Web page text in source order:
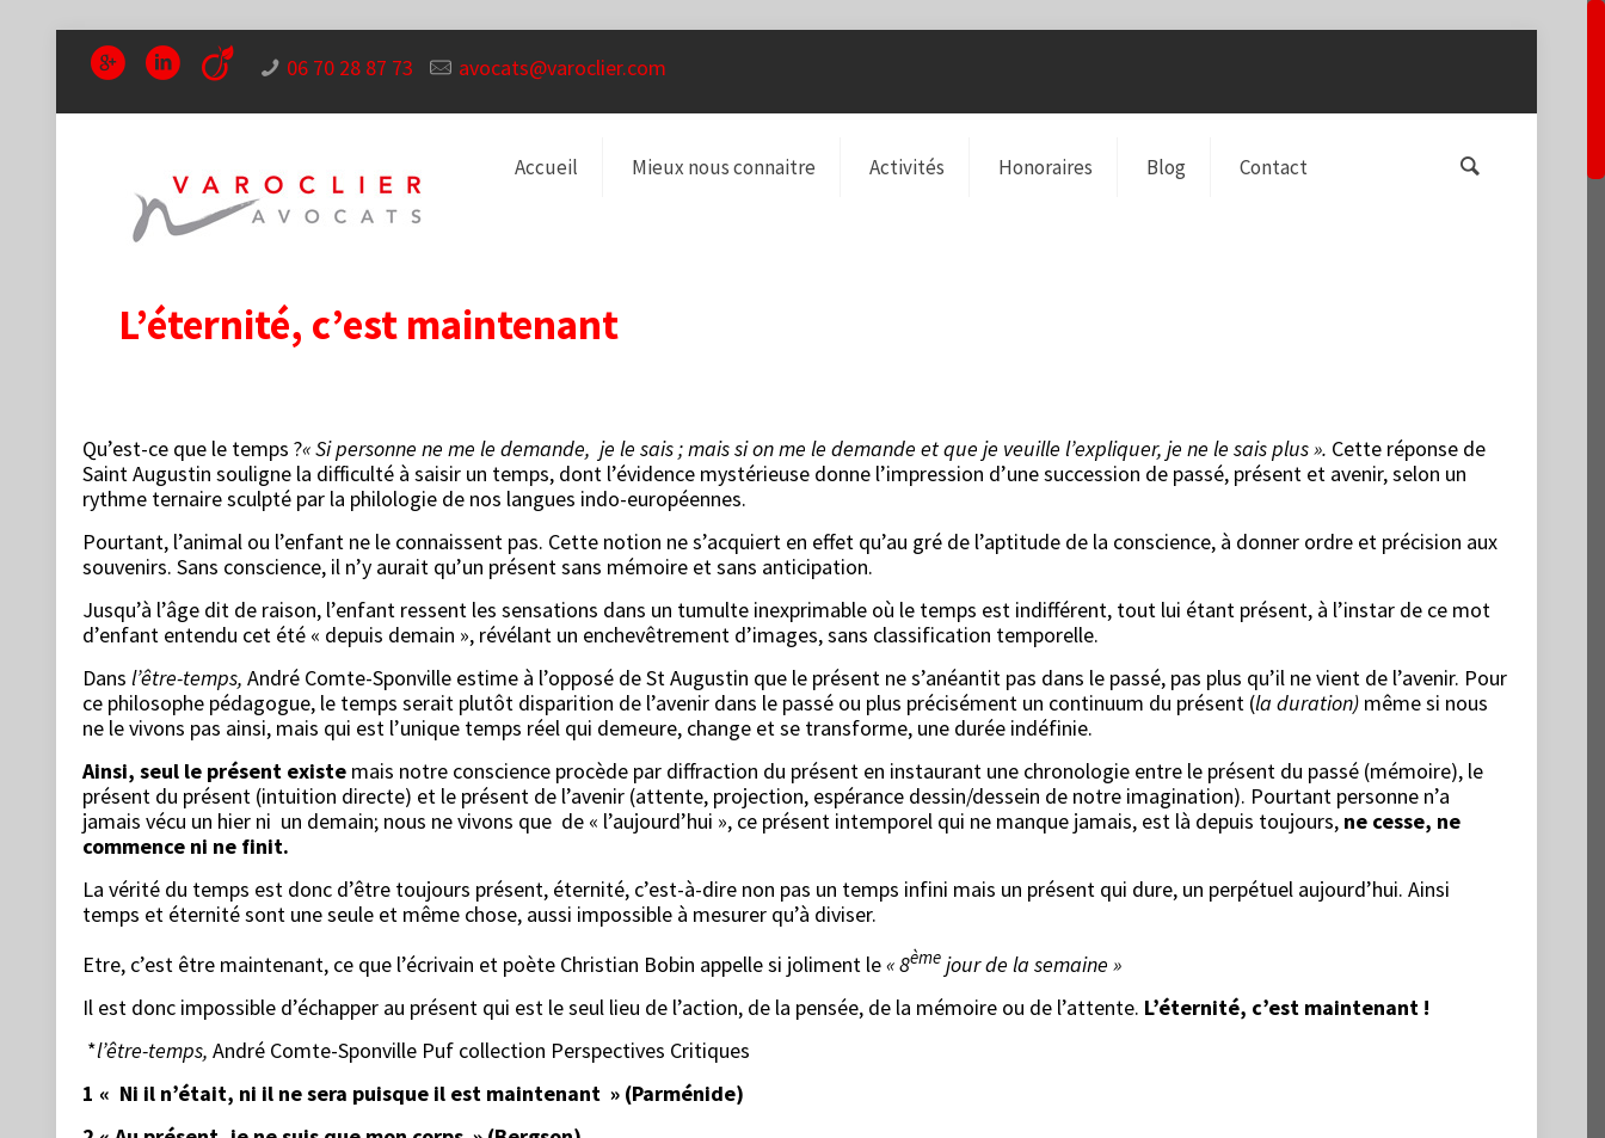
06 70 28 87 73 avocats@varoclier.com
Accueil Mieux nous connaitre Activités Honoraires Blog Contact
L’éternité, c’est maintenant
Qu’est-ce que le temps ?« Si personne ne me le demande, je le sais ; mais si on me le demande et que je veuille l’expliquer, je ne le sais plus ». Cette réponse de
Saint Augustin souligne la difficulté à saisir un temps, dont l’évidence mystérieuse donne l’impression d’une succession de passé, présent et avenir, selon un
rythme ternaire sculpté par la philologie de nos langues indo-européennes.
Pourtant, l’animal ou l’enfant ne le connaissent pas. Cette notion ne s’acquiert en effet qu’au gré de l’aptitude de la conscience, à donner ordre et précision aux
souvenirs. Sans conscience, il n’y aurait qu’un présent sans mémoire et sans anticipation.
Jusqu’à l’âge dit de raison, l’enfant ressent les sensations dans un tumulte inexprimable où le temps est indifférent, tout lui étant présent, à l’instar de ce mot
d’enfant entendu cet été « depuis demain », révélant un enchevêtrement d’images, sans classification temporelle.
Dansl’être-temps,André Comte-Sponville estime à l’opposé de St Augustin que le présent ne s’anéantit pas dans le passé, pas plus qu’il ne vient de l’avenir. Pour
ce philosophe pédagogue, le temps serait plutôt disparition de l’avenir dans le passé ou plus précisément un continuum du présent (la duration) même si nous
ne le vivons pas ainsi, mais qui est l’unique temps réel qui demeure, change et se transforme, une durée indéfinie.
Ainsi, seul le présent existe mais notre conscience procède par diffraction du présent en instaurant une chronologie entre le présent du passé (mémoire), le
présent du présent (intuition directe) et le présent de l’avenir (attente, projection, espérance dessin/dessein de notre imagination). Pourtant personne n’a
jamais vécu un hier ni un demain; nous ne vivons que de « l’aujourd’hui », ce présent intemporel qui ne manque jamais, est là depuis toujours, ne cesse, ne
commence ni ne finit.
La vérité du temps est donc d’être toujours présent, éternité, c’est-à-dire non pas un temps infini mais un présent qui dure, un perpétuel aujourd’hui. Ainsi
temps et éternité sont une seule et même chose, aussi impossible à mesurer qu’à diviser.
Etre, c’est être maintenant, ce que l’écrivain et poète Christian Bobin appelle si joliment le« 8ème jour de la semaine »
Il est donc impossible d’échapper au présent qui est le seul lieu de l’action, de la pensée, de la mémoire ou de l’attente. L’éternité, c’est maintenant !
*l’être-temps,André Comte-Sponville Puf collection Perspectives Critiques
1 « Ni il n’était, ni il ne sera puisque il est maintenant » (Parménide)